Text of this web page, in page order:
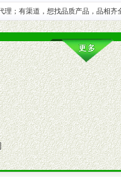
（包括POP、彩页、手提袋、
趋势与流行。
营养建康知识。为经销商、分销
理；有渠道，想找品质产品，品相齐